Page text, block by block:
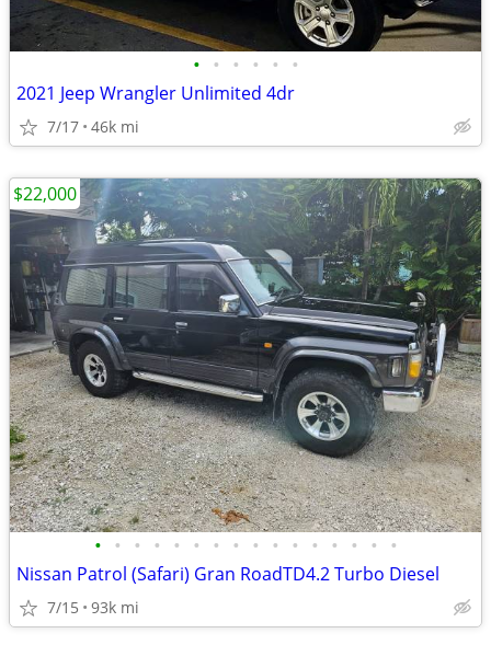
• • • • • •
2021 Jeep Wrangler Unlimited 4dr
7/17 46k mi
• • • • • • • • • • • • • • • •
Nissan Patrol (Safari) Gran RoadTD4.2 Turbo Diesel
7/15 93k mi
$22,000